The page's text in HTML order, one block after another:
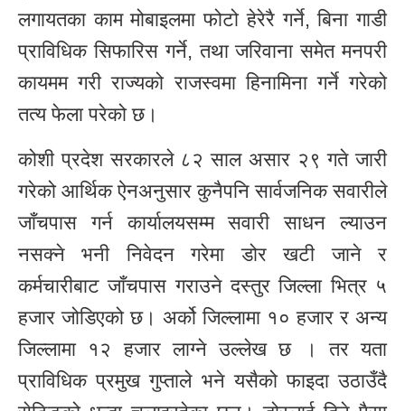
लगायतका काम मोबाइलमा फोटो हेरेरै गर्ने, बिना गाडी
प्राविधिक सिफारिस गर्ने, तथा जरिवाना समेत मनपरी
कायमम गरी राज्यको राजस्वमा हिनामिना गर्ने गरेको
तत्य फेला परेको छ।
कोशी प्रदेश सरकारले ८२ साल असार २९ गते जारी
गरेको आर्थिक ऐनअनुसार कुनैपनि सार्वजनिक सवारीले
जाँचपास गर्न कार्यालयसम्म सवारी साधन ल्याउन
नसक्ने भनी निवेदन गरेमा डोर खटी जाने र
कर्मचारीबाट जाँचपास गराउने दस्तुर जिल्ला भित्र ५
हजार जोडिएको छ। अर्को जिल्लामा १० हजार र अन्य
जिल्लामा १२ हजार लाग्ने उल्लेख छ । तर यता
प्राविधिक प्रमुख गुप्ताले भने यसैको फाइदा उठाउँदै